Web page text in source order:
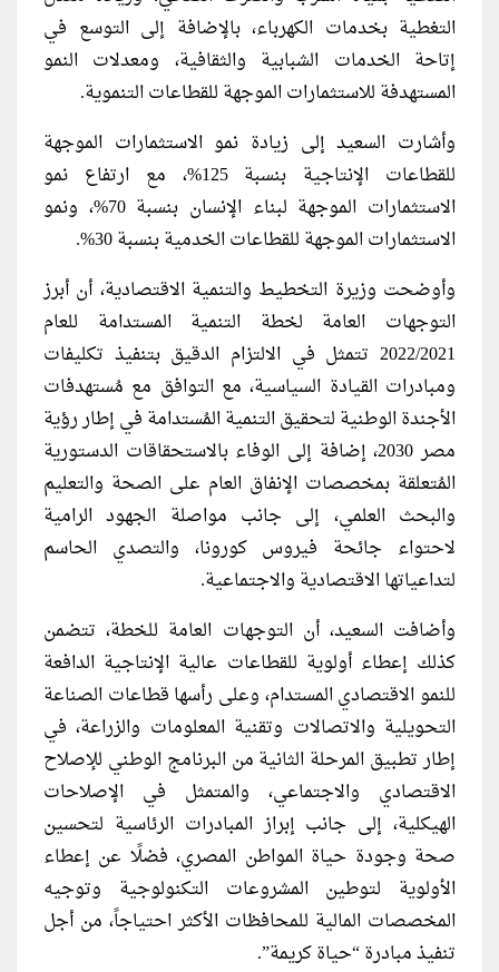
التغطية بخدمات الكهرباء، بالإضافة إلى التوسع في
إتاحة الخدمات الشبابية والثقافية، ومعدلات النمو
المستهدفة للاستثمارات الموجهة للقطاعات التنموية.
وأشارت السعيد إلى زيادة نمو الاستثمارات الموجهة
للقطاعات الإنتاجية بنسبة 125%، مع ارتفاع نمو
الاستثمارات الموجهة لبناء الإنسان بنسبة 70%، ونمو
الاستثمارات الموجهة للقطاعات الخدمية بنسبة 30%.
وأوضحت وزيرة التخطيط والتنمية الاقتصادية، أن أبرز
التوجهات العامة لخطة التنمية المستدامة للعام
2022/2021 تتمثل في الالتزام الدقيق بتنفيذ تكليفات
ومبادرات القيادة السياسية، مع التوافق مع مُستهدفات
الأجندة الوطنية لتحقيق التنمية المُستدامة في إطار رؤية
مصر 2030، إضافة إلى الوفاء بالاستحقاقات الدستورية
المُتعلقة بمخصصات الإنفاق العام على الصحة والتعليم
والبحث العلمي، إلى جانب مواصلة الجهود الرامية
لاحتواء جائحة فيروس كورونا، والتصدي الحاسم
لتداعياتها الاقتصادية والاجتماعية.
وأضافت السعيد، أن التوجهات العامة للخطة، تتضمن
كذلك إعطاء أولوية للقطاعات عالية الإنتاجية الدافعة
للنمو الاقتصادي المستدام، وعلى رأسها قطاعات الصناعة
التحويلية والاتصالات وتقنية المعلومات والزراعة، في
إطار تطبيق المرحلة الثانية من البرنامج الوطني للإصلاح
الاقتصادي والاجتماعي، والمتمثل في الإصلاحات
الهيكلية، إلى جانب إبراز المبادرات الرئاسية لتحسين
صحة وجودة حياة المواطن المصري، فضلًا عن إعطاء
الأولوية لتوطين المشروعات التكنولوجية وتوجيه
المخصصات المالية للمحافظات الأكثر احتياجاً، من أجل
تنفيذ مبادرة “حياة كريمة”.